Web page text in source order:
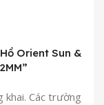
Orient Sun &
khai. Các trường